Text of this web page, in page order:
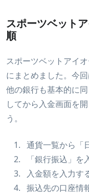
スポーツベット
順
スポーツベットアイ
にまとめました。今
他の銀行も基本的に
してから入金画面を
う。
通貨一覧から「
「銀行振込」
入金額を入力す
振込先の口座情